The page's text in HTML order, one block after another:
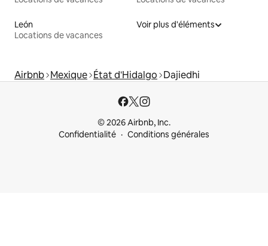
León
Locations de vacances
Voir plus d'éléments
Airbnb Mexique État d'Hidalgo Dajiedhi
© 2026 Airbnb, Inc.
Confidentialité
Conditions générales